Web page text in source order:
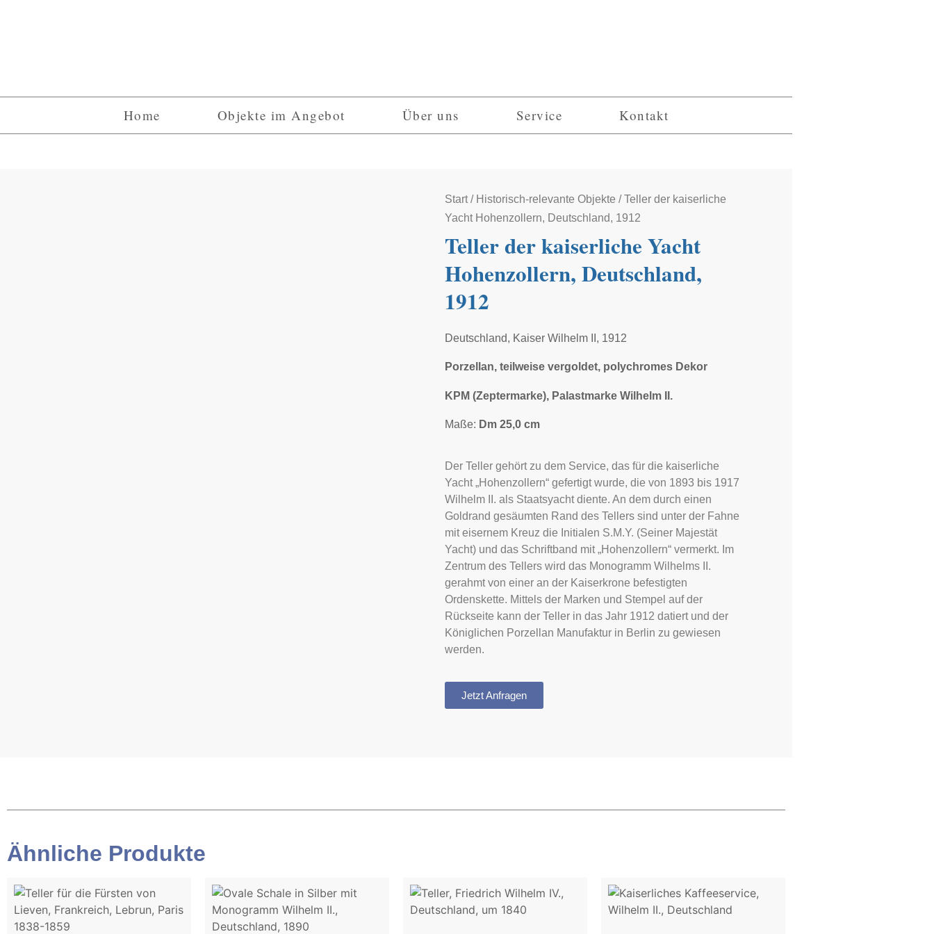
Home Objekte im Angebot Über uns Service Kontakt
Start/ Historisch-relevante Objekte / Teller der kaiserliche
Yacht Hohenzollern, Deutschland, 1912
Teller der kaiserliche Yacht
Hohenzollern, Deutschland,
1912
Deutschland, Kaiser Wilhelm II, 1912
Porzellan, teilweise vergoldet, polychromes Dekor
KPM (Zeptermarke), Palastmarke Wilhelm II.
Maße: Dm 25,0 cm
Der Teller gehört zu dem Service, das für die kaiserliche
Yacht „Hohenzollern“ gefertigt wurde, die von 1893 bis 1917
Wilhelm II. als Staatsyacht diente. An dem durch einen
Goldrand gesäumten Rand des Tellers sind unter der Fahne
mit eisernem Kreuz die Initialen S.M.Y. (Seiner Majestät
Yacht) und das Schriftband mit „Hohenzollern“ vermerkt. Im
Zentrum des Tellers wird das Monogramm Wilhelms II.
gerahmt von einer an der Kaiserkrone befestigten
Ordenskette. Mittels der Marken und Stempel auf der
Rückseite kann der Teller in das Jahr 1912 datiert und der
Königlichen Porzellan Manufaktur in Berlin zu gewiesen
werden.
Jetzt Anfragen
Ähnliche Produkte